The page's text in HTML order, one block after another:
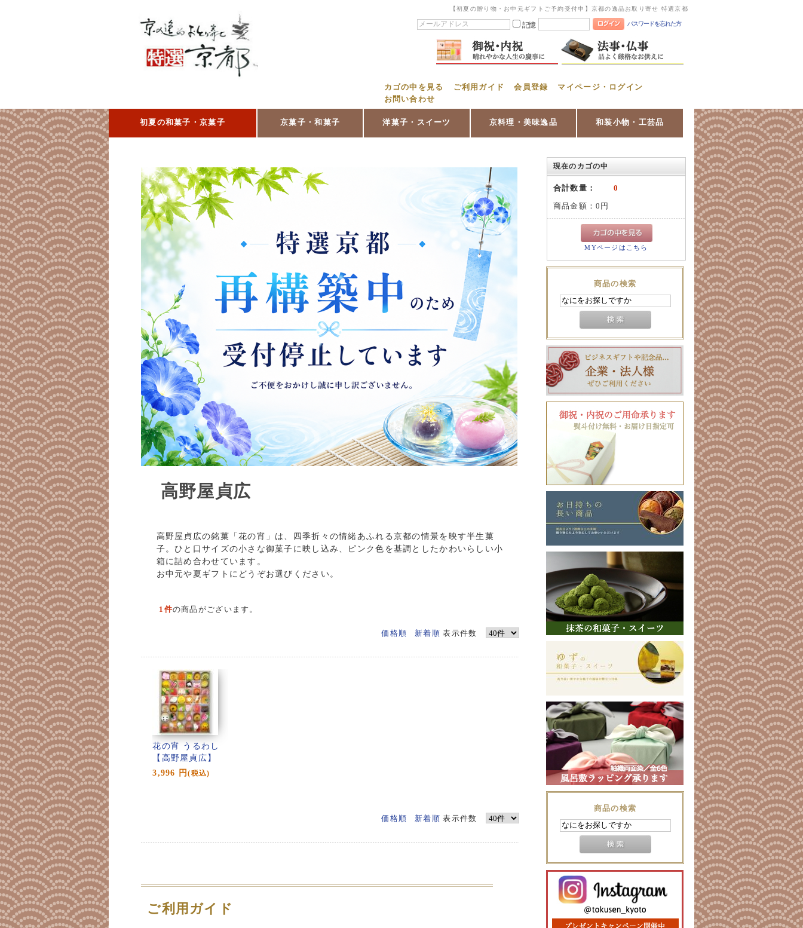
【初夏の贈り物・お中元ギフトご予約受付中】京都の逸品お取り寄せ 特選京都
記憶 パスワードを忘れた方
カゴの中を見る ご利用ガイド 会員登録
マイページ・ログイン
お問い合わせ
初夏の和菓子・京菓子 京菓子・和菓子 洋菓子・スイーツ 京料理・美味逸品 和装小物・工芸品
高野屋貞広
高野屋貞広の銘菓「花の宵」は、四季折々の情緒あふれる京都の情景を映す半生菓
子。ひと口サイズの小さな御菓子に映し込み、ピンク色を基調としたかわいらしい小
箱に詰め合わせています。
お中元や夏ギフトにどうぞお選びください。
1件の商品がございます。
価格順 新着順 表示件数
花の宵 うるわし
【高野屋貞広】
3,996
円(税込)
価格順 新着順 表示件数
ご利用ガイド
現在のカゴの中
合計数量： 0
商品金額：0円
MYページはこちら
商品の検索
商品の検索